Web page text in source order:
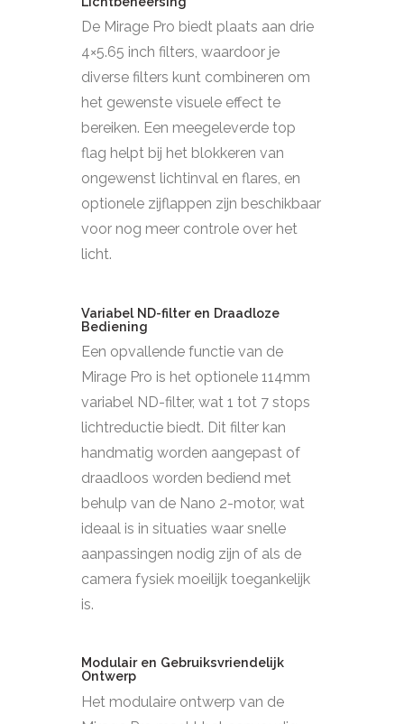
De Mirage Pro biedt plaats aan drie
4×5.65 inch filters, waardoor je
diverse filters kunt combineren om
het gewenste visuele effect te
bereiken. Een meegeleverde top
flag helpt bij het blokkeren van
ongewenst lichtinval en flares, en
optionele zijflappen zijn beschikbaar
voor nog meer controle over het
licht.
Variabel ND-filter en Draadloze
Bediening
Een opvallende functie van de
Mirage Pro is het optionele 114mm
variabel ND-filter, wat 1 tot 7 stops
lichtreductie biedt. Dit filter kan
handmatig worden aangepast of
draadloos worden bediend met
behulp van de Nano 2-motor, wat
ideaal is in situaties waar snelle
aanpassingen nodig zijn of als de
camera fysiek moeilijk toegankelijk
is.
Modulair en Gebruiksvriendelijk
Ontwerp
Het modulaire ontwerp van de